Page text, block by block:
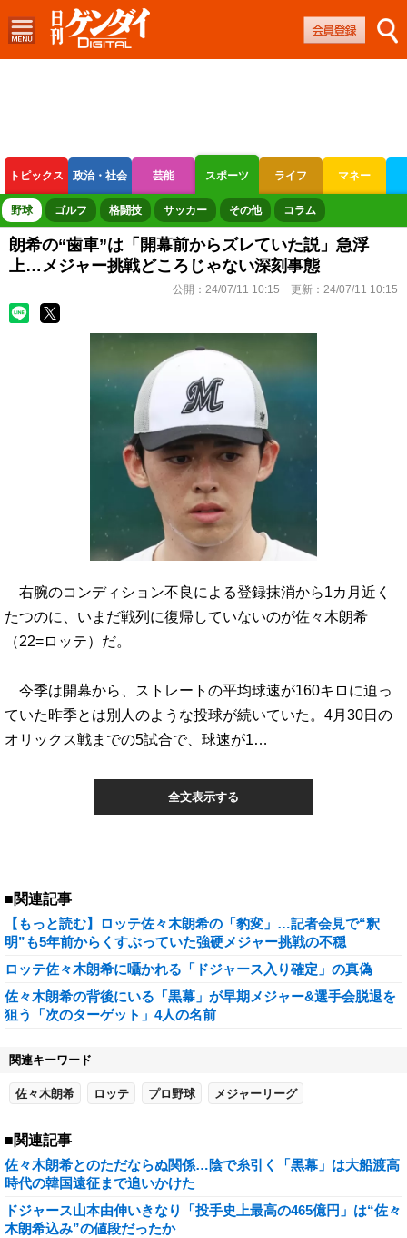
トピックス 政治・社会 芸能 スポーツ ライフ マネー
ボートレース 競輪 オートレース
野球 ゴルフ 格闘技 サッカー その他 コラム
朗希の“歯車”は「開幕前からズレていた説」急浮
上…メジャー挑戦どころじゃない深刻事態
公開： 24/07/11 10:15 更新： 24/07/11 10:15
右腕のコンディション不良による登録抹消から1カ月近く
たつのに、いまだ戦列に復帰していないのが佐々木朗希
（22=ロッテ）だ。
今季は開幕から、ストレートの平均球速が160キロに迫っ
ていた昨季とは別人のような投球が続いていた。4月30日の
オリックス戦までの5試合で、球速が1…
全文表示する
■関連記事
【もっと読む】ロッテ佐々木朗希の「豹変」…記者会見で“釈
明”も5年前からくすぶっていた強硬メジャー挑戦の不穏
ロッテ佐々木朗希に囁かれる「ドジャース入り確定」の真偽
佐々木朗希の背後にいる「黒幕」が早期メジャー&選手会脱退を
狙う「次のターゲット」4人の名前
関連キーワード
佐々木朗希 ロッテ プロ野球 メジャーリーグ
■関連記事
佐々木朗希とのただならぬ関係…陰で糸引く「黒幕」は大船渡高
時代の韓国遠征まで追いかけた
ドジャース山本由伸いきなり「投手史上最高の465億円」は“佐々
木朗希込み”の値段だったか